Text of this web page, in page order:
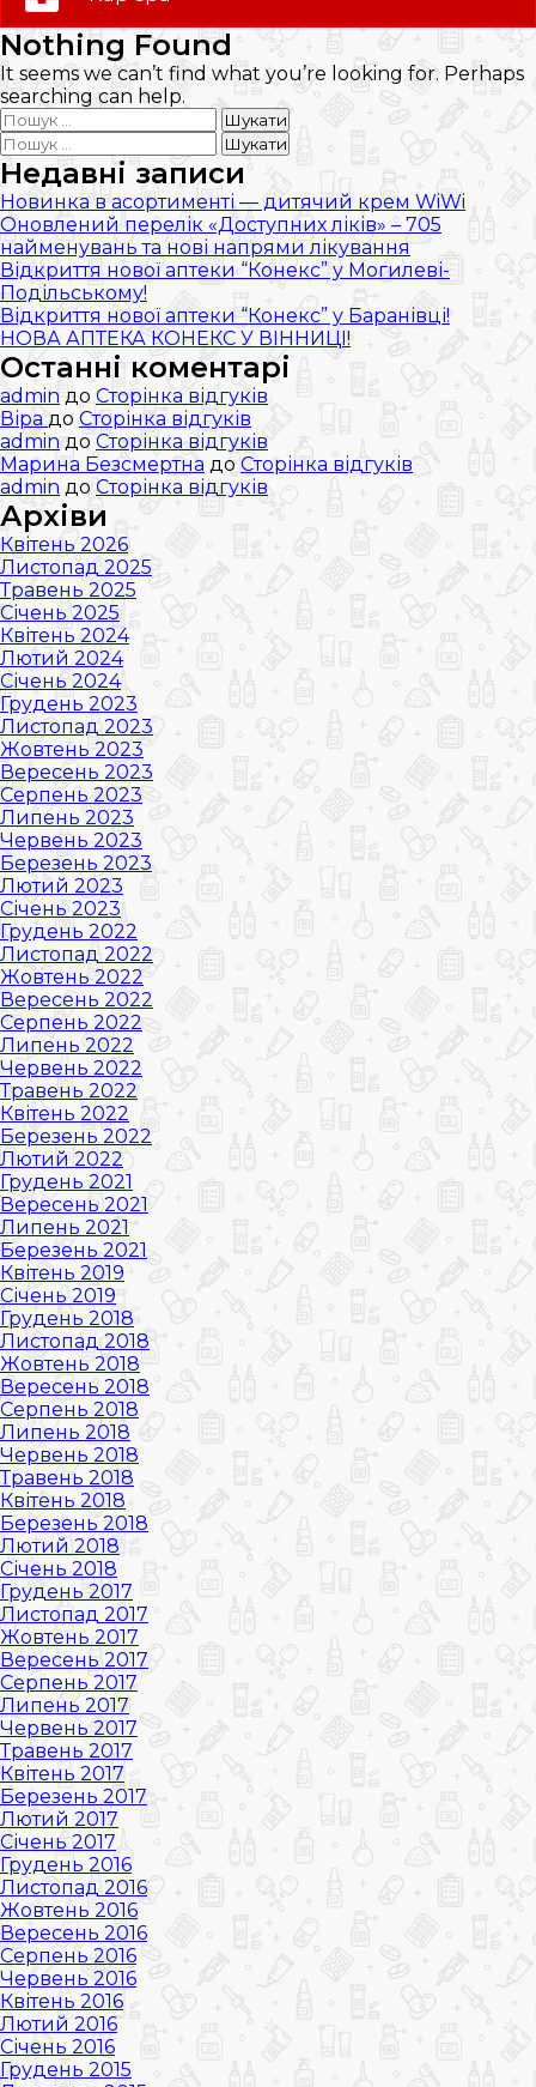
Слідкуй за нами:
Nothing Found
It seems we can’t find what you’re looking for. Perhaps
searching can help.
Пошук:
Пошук:
Недавні записи
Новинка в асортименті — дитячий крем WiWi
Оновлений перелік «Доступних ліків» – 705
найменувань та нові напрями лікування
Відкриття нової аптеки “Конекс” у Могилеві-
Подільському!
Відкриття нової аптеки “Конекс” у Баранівці!
НОВА АПТЕКА КОНЕКС У ВІННИЦІ!
Останні коментарі
admin до Сторінка відгуків
Віра до Сторінка відгуків
admin до Сторінка відгуків
Марина Безсмертна до Сторінка відгуків
admin до Сторінка відгуків
Архіви
Квітень 2026
Листопад 2025
Травень 2025
Січень 2025
Квітень 2024
Лютий 2024
Січень 2024
Грудень 2023
Листопад 2023
Жовтень 2023
Вересень 2023
Серпень 2023
Липень 2023
Червень 2023
Березень 2023
Лютий 2023
Січень 2023
Грудень 2022
Листопад 2022
Жовтень 2022
Вересень 2022
Серпень 2022
Липень 2022
Червень 2022
Травень 2022
Квітень 2022
Березень 2022
Лютий 2022
Грудень 2021
Вересень 2021
Липень 2021
Березень 2021
Квітень 2019
Січень 2019
Грудень 2018
Листопад 2018
Жовтень 2018
Вересень 2018
Серпень 2018
Липень 2018
Червень 2018
Травень 2018
Квітень 2018
Березень 2018
Лютий 2018
Січень 2018
Грудень 2017
Листопад 2017
Жовтень 2017
Вересень 2017
Серпень 2017
Липень 2017
Червень 2017
Травень 2017
Квітень 2017
Березень 2017
Лютий 2017
Січень 2017
Грудень 2016
Листопад 2016
Жовтень 2016
Вересень 2016
Серпень 2016
Червень 2016
Квітень 2016
Лютий 2016
Січень 2016
Грудень 2015